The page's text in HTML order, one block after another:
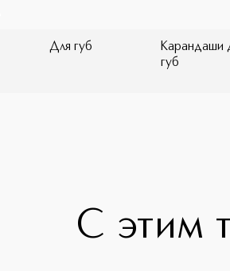
Для губ
Карандаши
губ
С этим